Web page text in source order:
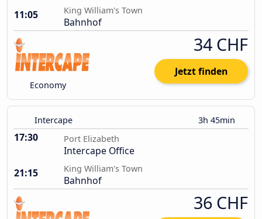
11:05
King William's Town
Bahnhof
Economy
34 CHF
Jetzt finden
Intercape 3h 45min
17:30 Port Elizabeth
Intercape Office
21:15
King William's Town
Bahnhof
36 CHF